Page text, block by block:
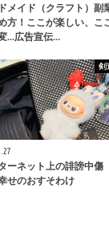
メイド（クラフト）副
方！ここが楽しい、こ
…広告宣伝…
剣
ーネット上の誹謗中傷
せのおすそわけ